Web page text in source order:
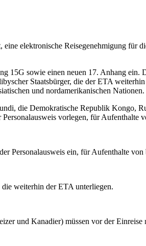
eine elektronische Reisegenehmigung für
15G sowie einen neuen 17. Anhang
Staatsbürger, die der ETA
und nordamerikanischen Nationen.
die Demokratische Republik Kongo,
vorlegen, für Aufenthalte
Personalausweis ein, für Aufenthalte von
weiterhin der ETA unterliegen.
und Kanadier) müssen vor der